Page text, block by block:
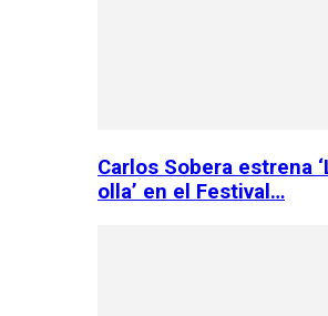
Carlos Sobera estrena
olla’ en el Festival…